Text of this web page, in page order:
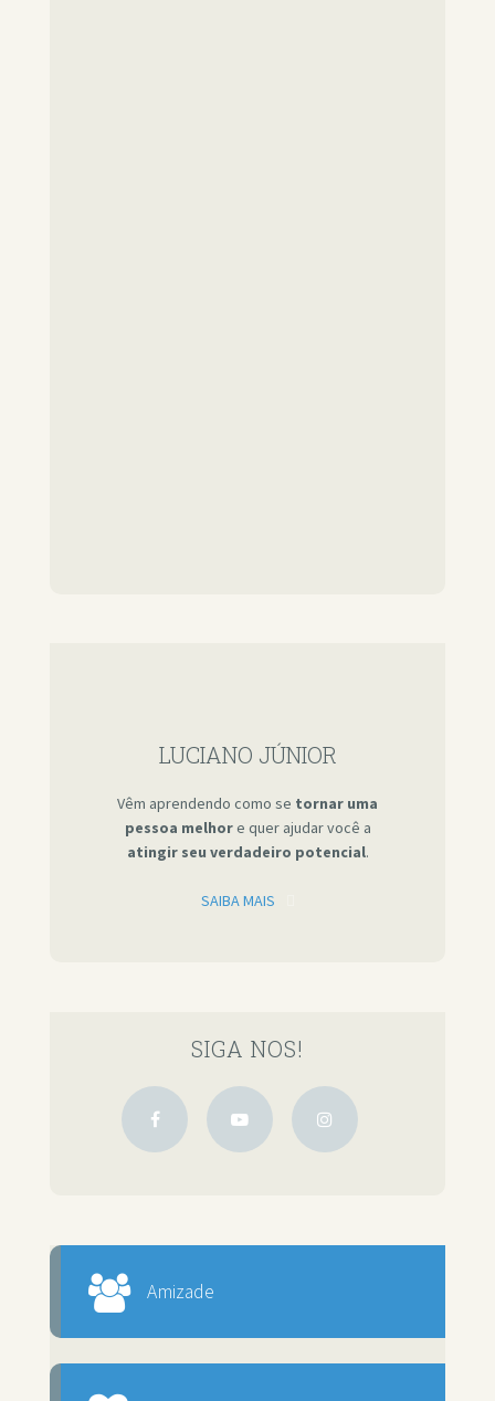
LUCIANO JÚNIOR
Vêm aprendendo como se tornar uma
pessoa melhore quer ajudar você a
atingir seu verdadeiro potencial.
SAIBA MAIS
SIGA NOS!
Amizade